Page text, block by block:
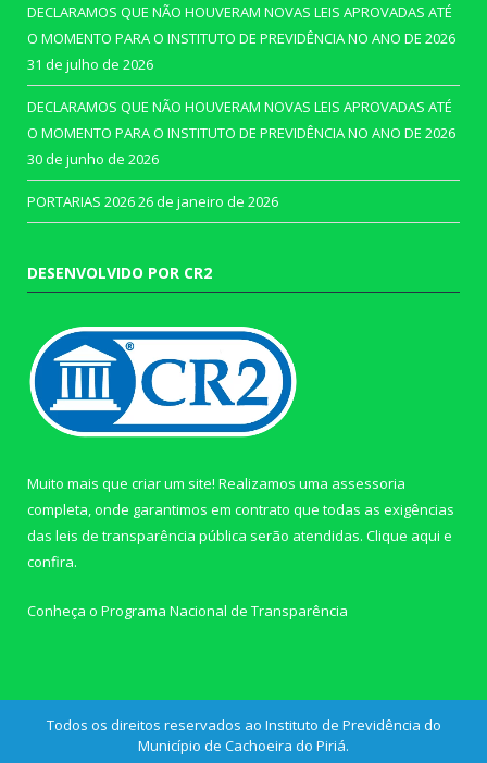
DECLARAMOS QUE NÃO HOUVERAM NOVAS LEIS APROVADAS ATÉ
O MOMENTO PARA O INSTITUTO DE PREVIDÊNCIA NO ANO DE 2026
31 de julho de 2026
DECLARAMOS QUE NÃO HOUVERAM NOVAS LEIS APROVADAS ATÉ
O MOMENTO PARA O INSTITUTO DE PREVIDÊNCIA NO ANO DE 2026
30 de junho de 2026
PORTARIAS 202626 de janeiro de 2026
DESENVOLVIDO POR CR2
Muito mais que criar um site! Realizamos uma assessoria
completa, onde garantimos em contrato que todas as exigências
das leis de transparência pública serão atendidas. Clique aqui e
confira.
Conheça o Programa Nacional de Transparência
Todos os direitos reservados ao Instituto de Previdência do
Município de Cachoeira do Piriá.